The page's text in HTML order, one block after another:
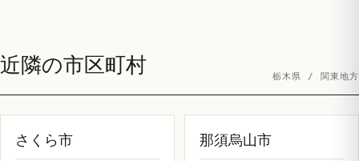
近隣の市区町村 栃木県 / 関東地方
さくら市 那須烏山市